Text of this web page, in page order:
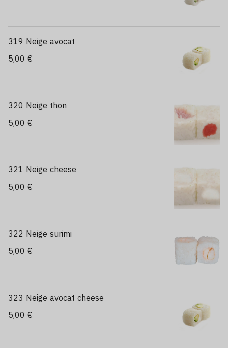
319 Neige avocat
5,00 €
320 Neige thon
5,00 €
321 Neige cheese
5,00 €
322 Neige surimi
5,00 €
323 Neige avocat cheese
5,00 €